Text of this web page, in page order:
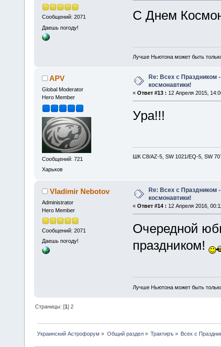
Сообщений: 2071
Даешь погоду!
С Днем
Лучше Ньютона может быть
APV
Global Moderator
Hero Member
Сообщений: 721
Харьков
Re: Всех с
космонавтики!
« Ответ #13 : 12 Апреля 2015,
Ура!!!
ШК С8/AZ-5, SW 1021/EQ-5, SW
Vladimir Nebotov
Administrator
Hero Member
Сообщений: 2071
Даешь погоду!
Re: Всех с
космонавтики!
« Ответ #14 : 12 Апреля 2016,
Очередной
праздником!
Лучше Ньютона может быть
Страницы: [1]2
Украинский Астрофорум » Общий раздел» Трактиръ» Всех с